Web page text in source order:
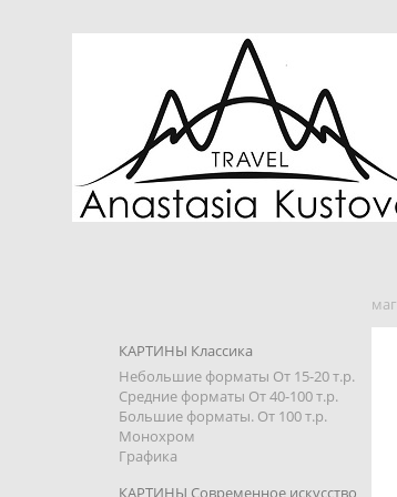
КАРТИНЫ Классика
Небольшие форматы От 15-20 т.р.
Средние форматы От 40-100 т.р.
Большие форматы. От 100 т.р.
Монохром
Графика
КАРТИНЫ Современное искусство